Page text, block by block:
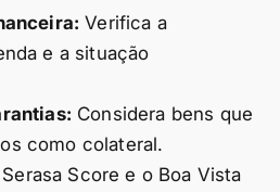
Verifica a
e a situação
Considera bens que
como colateral.
Score e o Boa Vista